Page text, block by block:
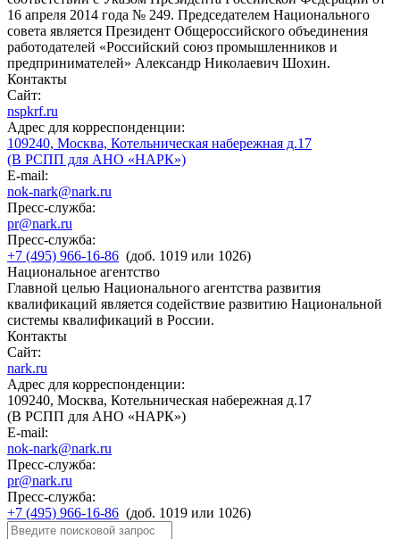
16 апреля 2014 года № 249. Председателем Национального
совета является Президент Общероссийского объединения
работодателей «Российский союз промышленников и
предпринимателей» Александр Николаевич Шохин.
Контакты
Сайт:
nspkrf.ru
Адрес для корреспонденции:
109240, Москва, Котельническая набережная д.17
(В РСПП для АНО «НАРК»)
E-mail:
nok-nark@nark.ru
Пресс-служба:
pr@nark.ru
Пресс-служба:
+7 (495) 966-16-86 (доб. 1019 или 1026)
Национальное агентство
Главной целью Национального агентства развития
квалификаций является содействие развитию Национальной
системы квалификаций в России.
Контакты
Сайт:
nark.ru
Адрес для корреспонденции:
109240, Москва, Котельническая набережная д.17
(В РСПП для АНО «НАРК»)
E-mail:
nok-nark@nark.ru
Пресс-служба:
pr@nark.ru
Пресс-служба:
+7 (495) 966-16-86 (доб. 1019 или 1026)